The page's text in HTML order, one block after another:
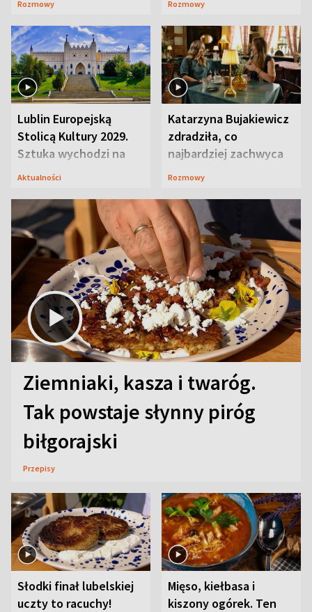
Rozmowy Rozmowy
Lublin Europejską
Stolicą Kultury 2029.
Sztuka wychodzi na
ulice
Aktualności
Katarzyna Bujakiewicz
zdradziła, co
najbardziej zachwyca
ją w Lublinie
Rozmowy
Ziemniaki, kasza i twaróg.
Tak powstaje słynny piróg
biłgorajski
Przepisy
Słodki finał lubelskiej
uczty to racuchy!
Mięso, kiełbasa i
kiszony ogórek. Ten